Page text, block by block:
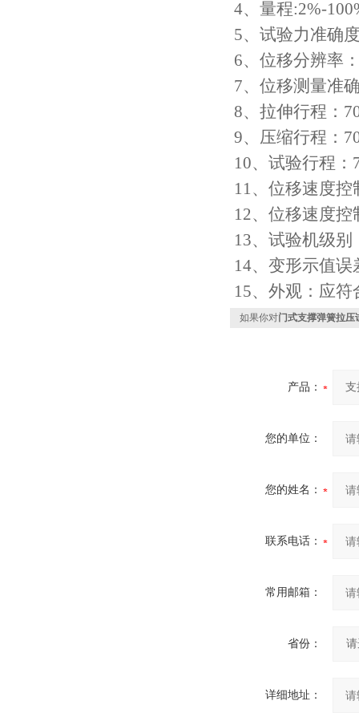
4、量程:2%-
5、试验力准确
6、位移分辨率
7、位移测量准
8、拉伸行程：
9、压缩行程：
10、试验行程：
11、位移速度控
12、位移速度
13、试验机级别
14、变形示值
15、外观：应符
如果你对门式支撑弹簧拉压
产品：
您的单位：
您的姓名：
联系电话：
常用邮箱：
省份：
详细地址：